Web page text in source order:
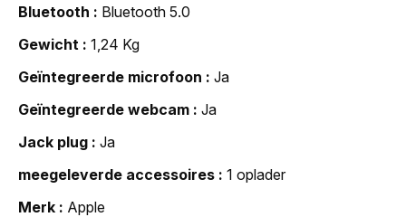
Bluetooth
Bluetooth 5.0
Gewicht
1,24 Kg
Geïntegreerde microfoon
Ja
Geïntegreerde webcam
Ja
Jack plug
Ja
meegeleverde accessoires
1 oplader
Merk
Apple